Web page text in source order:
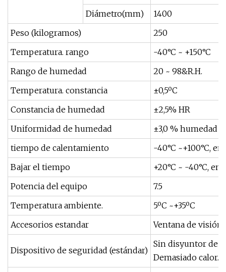
Diámetro(mm)
1400
Peso (kilogramos)
250
Temperatura. rango
-40°C ~ +150°C
Rango de humedad
20 ~ 98&R.H.
Temperatura. constancia
±0,5ºC
Constancia de humedad
±2,5% HR
Uniformidad de humedad
±3,0 % humedad
tiempo de calentamiento
-40°C ~+100°C,
Bajar el tiempo
+20°C ~ -40°C,
Potencia del equipo
7.5
Temperatura ambiente.
5ºC ~+35ºC
Accesorios estandar
Ventana de
Dispositivo de seguridad (estándar)
Sin disyuntor de
Demasiado calor.